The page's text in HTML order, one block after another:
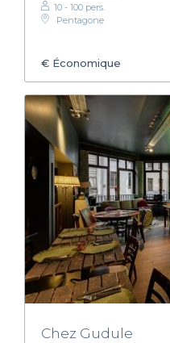
10 - 100 pers.
Pentagone
€ Économique
Chez Gudule